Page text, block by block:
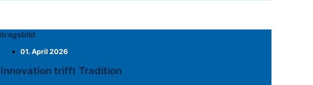
01. April 2026
Innovation trifft Tradition